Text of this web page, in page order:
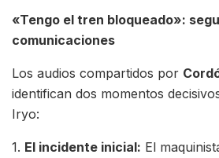
«Tengo el tren bloqueado»:
comunicaciones
Los audios compartidos por
identifican dos momentos
Iryo:
1. El incidente inicial: El